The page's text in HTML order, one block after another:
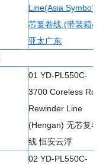
Line(Asia Symbo) 有
芯复卷线 (带装箱机)
亚太广东
01 YD-PL550C-
3700 Coreless Roll
Rewinder Line
(Hengan) 无芯复卷
线 恒安云浮
02 YD-PL550C-